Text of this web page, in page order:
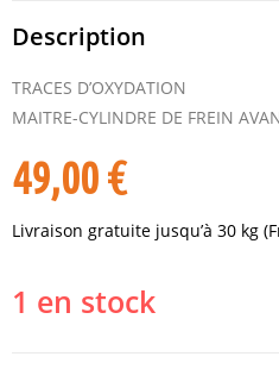
Description
TRACES D’OXYDATION
MAITRE-CYLINDRE DE FREIN
49,00€
Livraison gratuite jusqu’à 30 kg
1 en stock